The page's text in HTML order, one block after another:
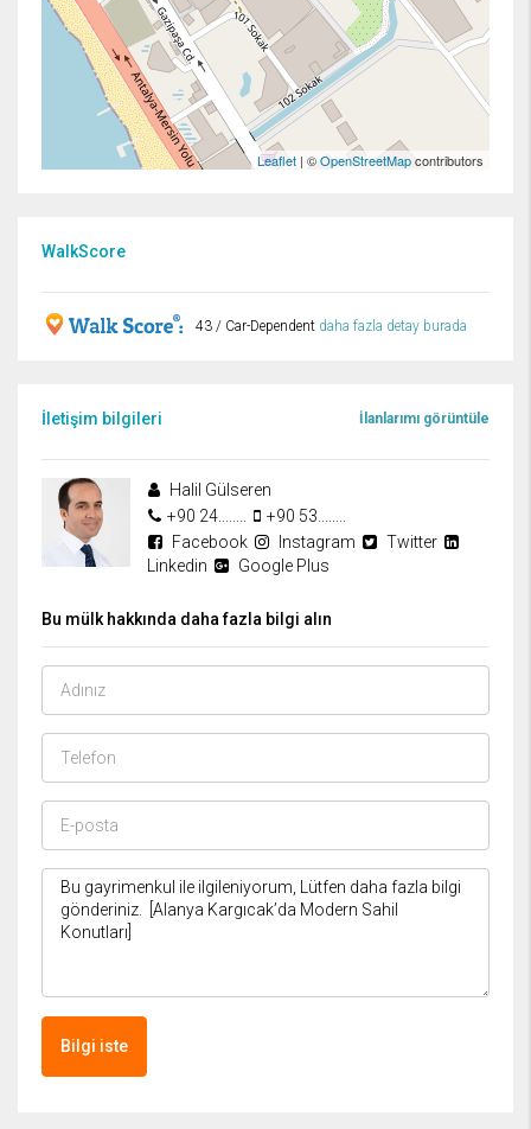
Leaflet | ©OpenStreetMapcontributors
WalkScore
43 / Car-Dependent daha fazla detay burada
İletişim bilgileri İlanlarımı görüntüle
Halil Gülseren
+90 24........
+90 53........
Facebook
Instagram
Twitter
Linkedin
Google Plus
Bu mülk hakkında daha fazla bilgi alın
Bilgi iste